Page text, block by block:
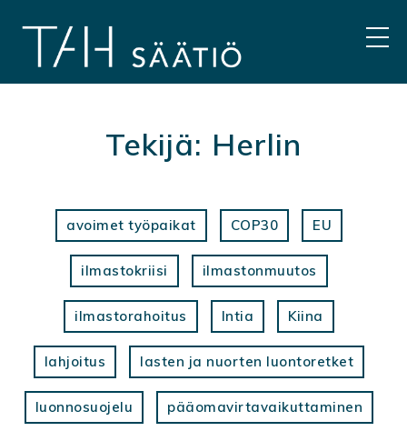
sisältöön
Tekijä: Herlin
avoimet työpaikat COP30 EU
ilmastokriisi ilmastonmuutos
ilmastorahoitus Intia Kiina
lahjoitus lasten ja nuorten luontoretket
luonnosuojelu pääomavirtavaikuttaminen